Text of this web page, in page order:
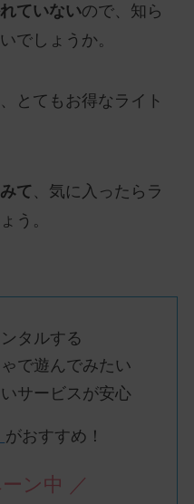
ていないので、知ら
でしょうか。
とてもお得なライト
て 、気に入ったらラ
う。
タルする
で遊んでみたい
サービスが安心
がおすすめ！
ン中 ／